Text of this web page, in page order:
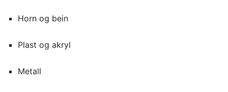
Horn og bein
Plast og akryl
Metall